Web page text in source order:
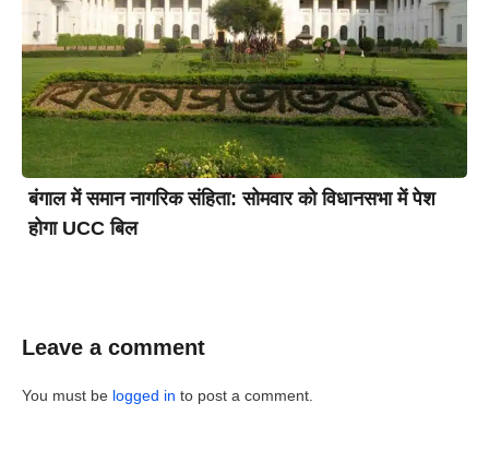
बंगाल में समान नागरिक संहिता: सोमवार को विधानसभा में पेश
होगा UCC बिल
Leave a comment
You must be logged in to post a comment.